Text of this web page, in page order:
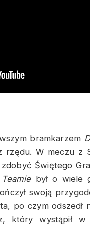
bramkarzem
rzędu. W meczu z
zdobyć Świętego
był o wiele
swoją
po czym odszedł
który wystąpił